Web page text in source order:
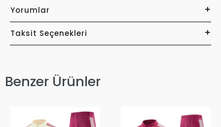
Yorumlar
Taksit Seçenekleri
Benzer Ürünler